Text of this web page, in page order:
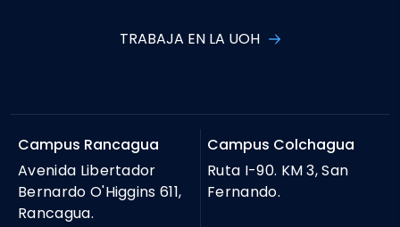
TRABAJA EN LA UOH
Campus Rancagua
Avenida Libertador
Bernardo O'Higgins 611,
Rancagua.
Campus Colchagua
Ruta I-90. KM 3, San
Fernando.